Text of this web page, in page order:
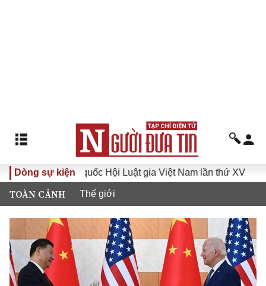
Dòng sự kiện
toàn quốc Hội Luật gia Việt Nam lần thứ XV Chiến
TOÀN CẢNH Thế giới